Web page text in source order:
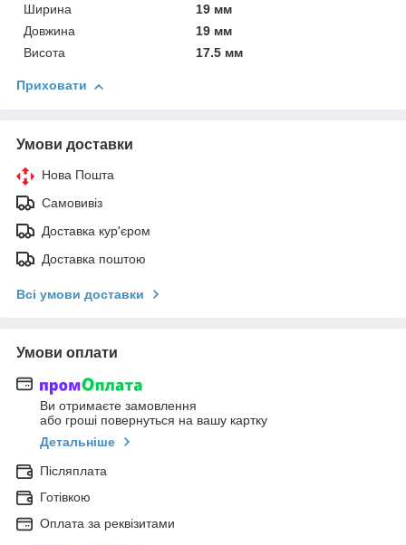
Ширина
19 мм
Довжина
19 мм
Висота
17.5 мм
Приховати
Умови доставки
Нова Пошта
Самовивіз
Доставка кур'єром
Доставка поштою
Всі умови доставки
Умови оплати
Ви отримаєте замовлення
або гроші повернуться на вашу картку
Детальніше
Післяплата
Готівкою
Оплата за реквізитами